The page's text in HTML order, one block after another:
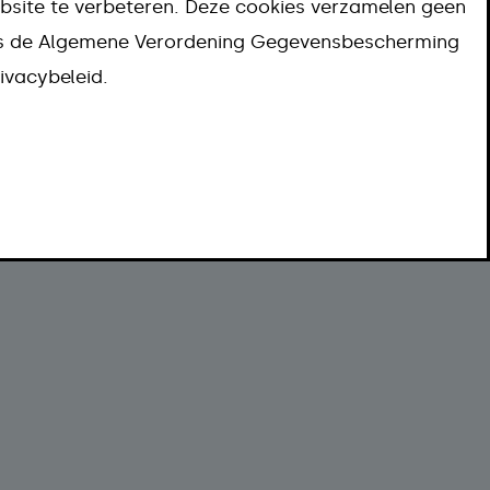
te verbeteren. Deze cookies verzamelen geen
Algemene Verordening Gegevensbescherming